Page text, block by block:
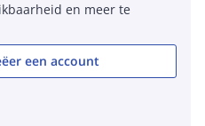
en meer te
een account